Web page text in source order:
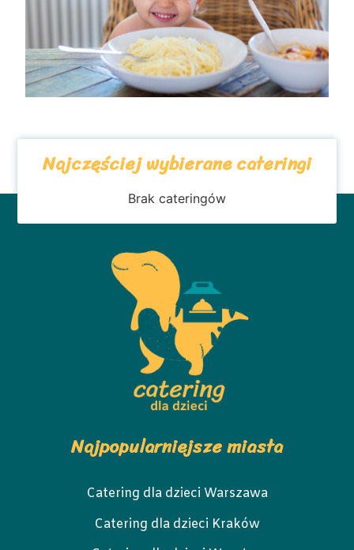
Najczęściej wybierane cateringi
Brak cateringów
Najpopularniejsze miasta
Catering dla dzieci Warszawa
Catering dla dzieci Kraków